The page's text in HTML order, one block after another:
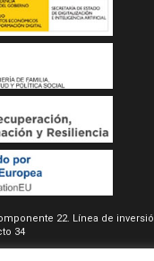
22. Línea de
34
Acuerdo de 22 de junio